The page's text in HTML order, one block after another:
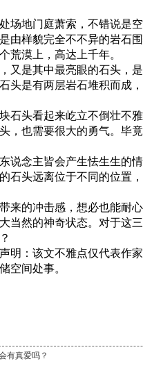
场地门庭萧索，不错说是
由样貌完全不不异的岩石
荒漠上，高达上千年。
又是其中最亮眼的石头，
头是有两层岩石堆积而成
石头看起来屹立不倒壮不
，也需要很大的勇气。毕
说念主皆会产生怯生生的
石头远离位于不同的位置
来的冲击感，想必也能耐
当然的神奇状态。对于这
明：该文不雅点仅代表作
空间处事。
有真爱吗？